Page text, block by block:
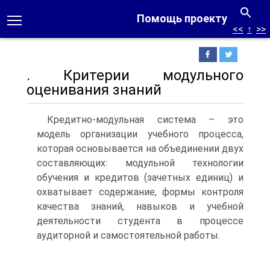
Помощь проекту
<< ↑ >>
. Критерии модульного
оценивания знаний
Кредитно-модульная система – это
модель организации учебного процесса,
которая основывается на объединении двух
составляющих: модульной технологии
обучения и кредитов (зачетных единиц) и
охватывает содержание, формы контроля
качества знаний, навыков и учебной
деятельности студента в процессе
аудиторной и самостоятельной работы.